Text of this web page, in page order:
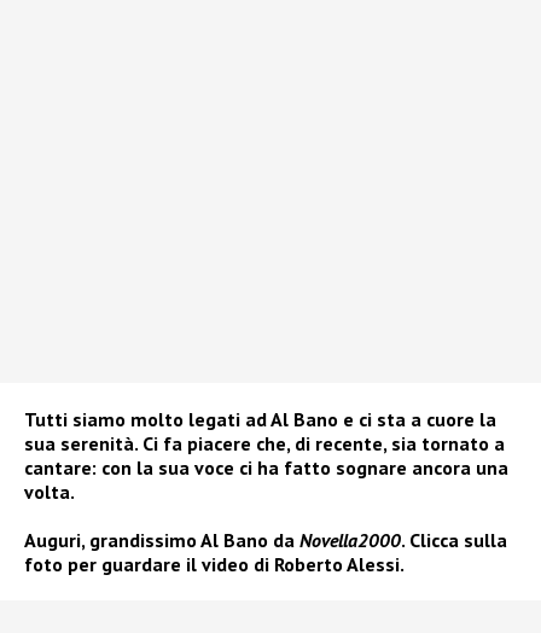
Tutti siamo molto legati ad Al Bano e ci sta a cuore la
sua serenità. Ci fa piacere che, di recente, sia tornato a
cantare: con la sua voce ci ha fatto sognare ancora una
volta.
Auguri, grandissimo Al Bano da Novella2000. Clicca sulla
foto per guardare il video di Roberto Alessi.